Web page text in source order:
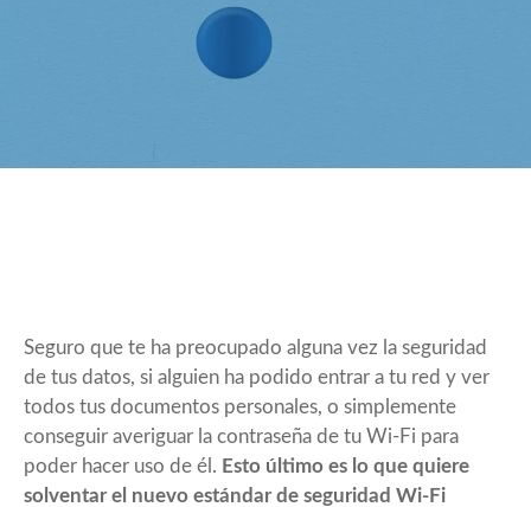
Seguro que te ha preocupado alguna vez la seguridad
de tus datos, si alguien ha podido entrar a tu red y ver
todos tus documentos personales, o simplemente
conseguir averiguar la contraseña de tu Wi-Fi para
poder hacer uso de él. Esto último es lo que quiere
solventar el nuevo estándar de seguridad Wi-Fi